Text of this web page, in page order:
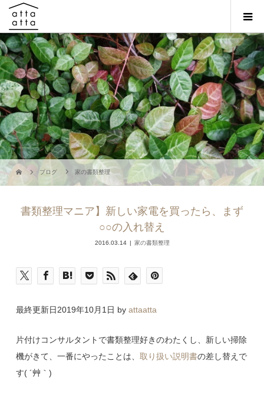
ブログ 家の書類整理
書類整理マニア】新しい家電を買ったら、まず
○○の入れ替え
2016.03.14 家の書類整理
最終更新日2019年10月1日 byattaatta
片付けコンサルタントで書類整理好きのわたくし、新しい掃除
機がきて、一番にやったことは、取り扱い説明書の差し替えで
す( ´艸｀)